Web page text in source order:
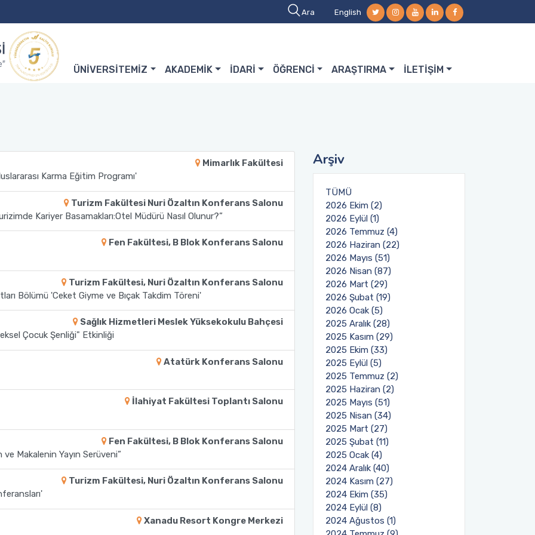
Ara English
ÜNİVERSİTEMİZ AKADEMİK İDARİ ÖĞRENCİ ARAŞTIRMA İLETİŞİM
Mimarlık Fakültesi
Karma Eğitim Programı'
Turizm Fakültesi Nuri Özaltın Konferans Salonu
Kariyer Basamakları:Otel Müdürü Nasıl Olunur?”
Fen Fakültesi, B Blok Konferans Salonu
Turizm Fakültesi, Nuri Özaltın Konferans Salonu
Bölümü 'Ceket Giyme ve Bıçak Takdim Töreni'
Sağlık Hizmetleri Meslek Yüksekokulu Bahçesi
Çocuk Şenliği" Etkinliği
Atatürk Konferans Salonu
İlahiyat Fakültesi Toplantı Salonu
Fen Fakültesi, B Blok Konferans Salonu
Makalenin Yayın Serüveni”
Turizm Fakültesi, Nuri Özaltın Konferans Salonu
Xanadu Resort Kongre Merkezi
Arşiv
TÜMÜ
2026 Ekim (2)
2026 Eylül (1)
2026 Temmuz (4)
2026 Haziran (22)
2026 Mayıs (51)
2026 Nisan (87)
2026 Mart (29)
2026 Şubat (19)
2026 Ocak (5)
2025 Aralık (28)
2025 Kasım (29)
2025 Ekim (33)
2025 Eylül (5)
2025 Temmuz (2)
2025 Haziran (2)
2025 Mayıs (51)
2025 Nisan (34)
2025 Mart (27)
2025 Şubat (11)
2025 Ocak (4)
2024 Aralık (40)
2024 Kasım (27)
2024 Ekim (35)
2024 Eylül (8)
2024 Ağustos (1)